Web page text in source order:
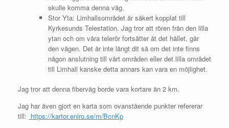
skulle komma denna väg.
Stor Yta: Limhallsområdet är säkert kopplat till
Kyrkesunds Telestation. Jag tror att rören från den lilla
ytan och om våra telerör fortsätter åt det hållet, går
den vägen. Det är inte långt dit så om det inte finns
någon anslutning till vårt områden eller det lilla området
till Limhall kanske detta annars kan vara en möjlighet.
Jag tror att denna fiberväg borde vara kortare än 2 km.
Jag har även gjort en karta som ovanstående punkter refererar
till: https://kartor.eniro.se/m/BcnKp